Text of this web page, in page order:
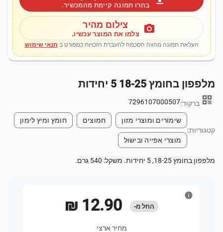
בחרו תמונה קיימת מהמכשיר.
photo_camera צילום מהיר
צלמו את המוצר עכשיו.
העלאת תמונה מהווה הסכמה להעברת הזכויות כמפורט ב תנאי שימוש
מלפפון בחומץ 18-25 5 יחידות
qr_code ברקוד:7296107000507
קטגוריות:
שימורים ומוצרי מזון חמוצים חומץ ומיץ לימון
מוצרי אפייה ובישול
מלפפון בחומץ 18-25, 5 יחידות. משקל: 540 גרם.
החל מ-
מחיר ארצי
info